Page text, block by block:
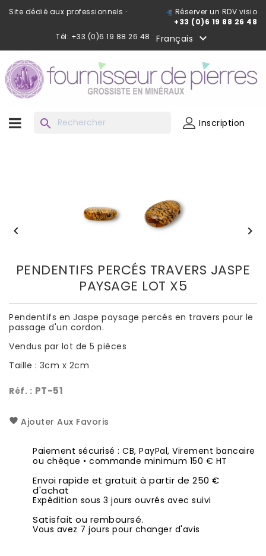
Site dédié aux professionnels ·
Réserver un RDV visio
+33 (0)6 19 88 26 48
Tél: +33 (0)6 19 88 26 48
Français 
search Inscription
 
PENDENTIFS PERCÉS TRAVERS JASPE
PAYSAGE LOT X5
Pendentifs en Jaspe paysage percés en travers pour le
passage d'un cordon.
Vendus par lot de 5 pièces
Taille : 3cm x 2cm
Réf. : PT-51
Ajouter Aux Favoris
Paiement sécurisé : CB, PayPal, Virement bancaire
ou chèque • commande minimum 150 € HT
Envoi rapide et gratuit à partir de 250 €
d'achat
Expédition sous 3 jours ouvrés avec suivi
Satisfait ou remboursé.
Vous avez 7 jours pour changer d'avis